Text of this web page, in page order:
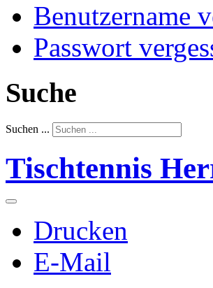
Benutzername
Passwort
Suche
Suchen ...
Tischtennis
Drucken
E-Mail